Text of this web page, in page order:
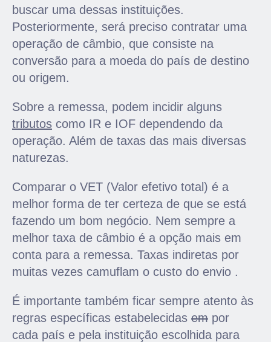
buscar uma dessas instituições.
Posteriormente, será preciso contratar uma
operação de câmbio, que consiste na
conversão para a moeda do país de destino
ou origem.
Sobre a remessa, podem incidir alguns
tributos como IR e IOF dependendo da
operação. Além de taxas das mais diversas
naturezas.
Comparar o VET (Valor efetivo total) é a
melhor forma de ter certeza de que se está
fazendo um bom negócio. Nem sempre a
melhor taxa de câmbio é a opção mais em
conta para a remessa. Taxas indiretas por
muitas vezes camuflam o custo do envio .
É importante também ficar sempre atento às
regras específicas estabelecidas em por
cada país e pela instituição escolhida para